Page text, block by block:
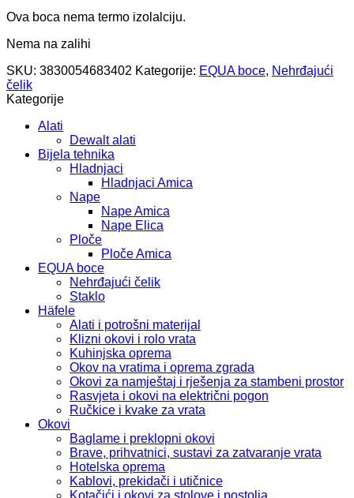
Ova boca nema termo izolalciju.
Nema na zalihi
SKU: 3830054683402 Kategorije: EQUA boce, Nehrđajući
čelik
Kategorije
Alati
Dewalt alati
Bijela tehnika
Hladnjaci
Hladnjaci Amica
Nape
Nape Amica
Nape Elica
Ploče
Ploče Amica
EQUA boce
Nehrđajući čelik
Staklo
Häfele
Alati i potrošni materijal
Klizni okovi i rolo vrata
Kuhinjska oprema
Okov na vratima i oprema zgrada
Okovi za namještaj i rješenja za stambeni prostor
Rasvjeta i okovi na električni pogon
Ručkice i kvake za vrata
Okovi
Baglame i preklopni okovi
Brave, prihvatnici, sustavi za zatvaranje vrata
Hotelska oprema
Kablovi, prekidači i utičnice
Kotačići i okovi za stolove i postolja